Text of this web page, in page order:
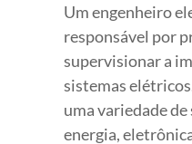
Um engenheiro
responsável por
supervisionar a
sistemas
uma variedade
energia,